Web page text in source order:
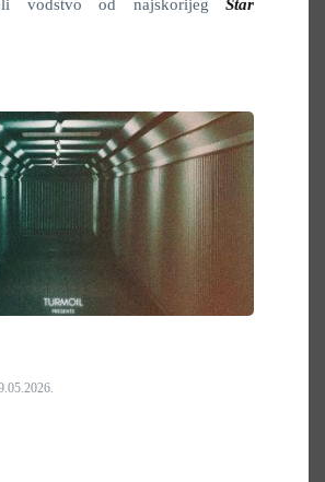
vodstvo od najskorijeg Star